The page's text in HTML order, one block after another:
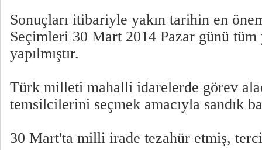
Sonuçları itibariyle yakın tarihin en
Seçimleri 30 Mart 2014 Pazar günü tüm
yapılmıştır.
Türk milleti mahalli idarelerde görev
temsilcilerini seçmek amacıyla sandık
30 Mart'ta milli irade tezahür etmiş,